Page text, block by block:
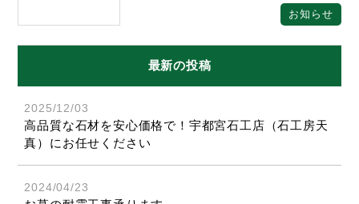
お知らせ
最新の投稿
2025/12/03
高品質な石材を安心価格で！宇都宮石工店（石工房天
真）にお任せください
2024/04/23